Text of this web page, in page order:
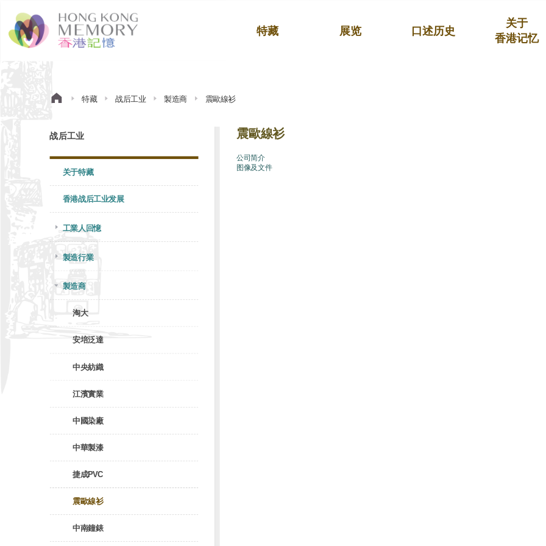
特藏 展览 口述历史
关于
香港记忆
特藏 战后工业 製造商 震歐線衫
战后工业
关于特藏
香港战后工业发展
工業人回憶
製造行業
製造商
淘大
安培泛達
中央紡織
江濱實業
中國染廠
中華製漆
捷成PVC
震歐線衫
中南鐘錶
震歐線衫
公司简介
图像及文件